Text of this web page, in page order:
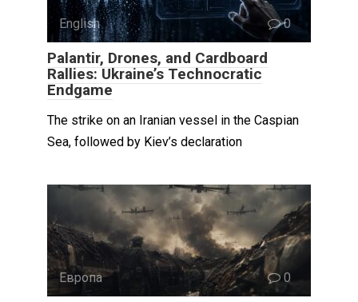
English 0
Palantir, Drones, and Cardboard
Rallies: Ukraine’s Technocratic
Endgame
The strike on an Iranian vessel in the Caspian
Sea, followed by Kiev’s declaration
Европа 0